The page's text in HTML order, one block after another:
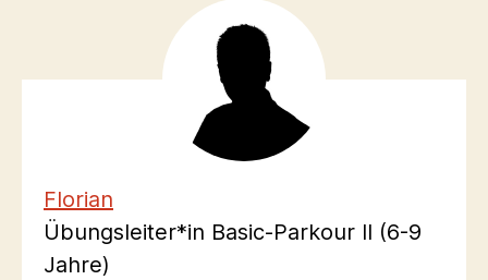
Florian
Übungsleiter*in Basic-Parkour II (6-9
Jahre)